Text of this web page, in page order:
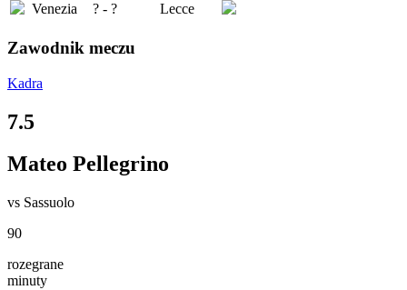
Venezia
? - ? Lecce
Zawodnik meczu
Kadra
7.5
Mateo Pellegrino
vs Sassuolo
90
rozegrane
minuty